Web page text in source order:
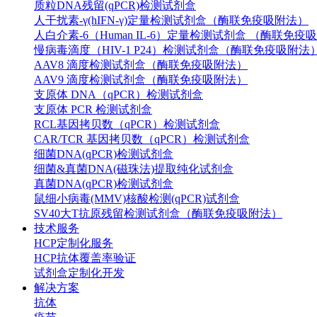
质粒DNA残留(qPCR)检测试剂盒
人干扰素-γ(hIFN-γ)定量检测试剂盒（酶联免疫吸附法）
人白介素-6（Human IL-6）定量检测试剂盒 （酶联免疫吸
慢病毒滴度（HIV-1 P24）检测试剂盒（酶联免疫吸附法）
AAV8 滴度检测试剂盒（酶联免疫吸附法）
AAV9 滴度检测试剂盒（酶联免疫吸附法）
支原体 DNA（qPCR）检测试剂盒
支原体 PCR 检测试剂盒
RCL基因拷贝数（qPCR）检测试剂盒
CAR/TCR 基因拷贝数（qPCR）检测试剂盒
细菌DNA(qPCR)检测试剂盒
细菌&真菌DNA(磁珠法)提取纯化试剂盒
真菌DNA(qPCR)检测试剂盒
鼠细小病毒(MMV)核酸检测(qPCR)试剂盒
SV40大T抗原残留检测试剂盒（酶联免疫吸附法）
技术服务
HCP定制化服务
HCP抗体覆盖率验证
试剂盒定制化开发
解决方案
抗体